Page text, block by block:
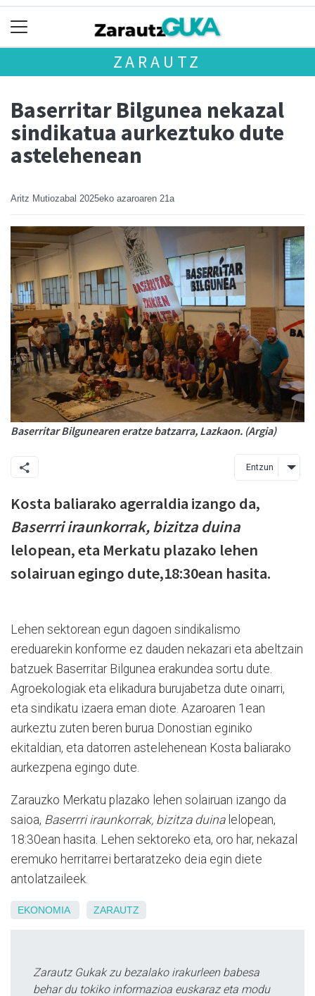
ZARAUTZ
Baserritar Bilgunea nekazal
sindikatua aurkeztuko dute
astelehenean
Aritz Mutiozabal 2025eko azaroaren 21a
Baserritar Bilgunearen eratze batzarra, Lazkaon. (Argia)
Entzun
Kosta baliarako agerraldia izango da,
Baserrri iraunkorrak, bizitza duina
lelopean, eta Merkatu plazako lehen
solairuan egingo dute,18:30ean hasita.
Lehen sektorean egun dagoen sindikalismo
ereduarekin konforme ez dauden nekazari eta abeltzain
batzuek Baserritar Bilgunea erakundea sortu dute.
Agroekologiak eta elikadura burujabetza dute oinarri,
eta sindikatu izaera eman diote. Azaroaren 1ean
aurkeztu zuten beren burua Donostian eginiko
ekitaldian, eta datorren astelehenean Kosta baliarako
aurkezpena egingo dute.
Zarauzko Merkatu plazako lehen solairuan izango da
saioa, Baserrri iraunkorrak, bizitza duinalelopean,
18:30ean hasita. Lehen sektoreko eta, oro har, nekazal
eremuko herritarrei bertaratzeko deia egin diete
antolatzaileek.
EKONOMIA ZARAUTZ
Zarautz Gukak zu bezalako irakurleen babesa
behar du tokiko informazioa euskaraz eta modu